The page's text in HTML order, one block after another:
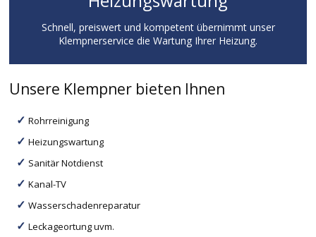
Schnell, preiswert und kompetent übernimmt unser
Klempnerservice die Wartung Ihrer Heizung.
Unsere Klempner bieten Ihnen
Rohrreinigung
Heizungswartung
Sanitär Notdienst
Kanal-TV
Wasserschadenreparatur
Leckageortung uvm.